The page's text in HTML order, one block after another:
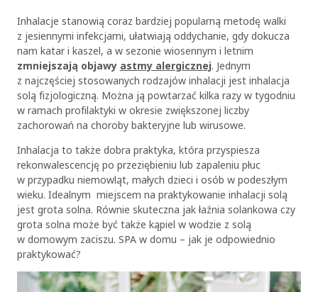
Inhalacje stanowią coraz bardziej popularną metodę walki
z jesiennymi infekcjami, ułatwiają oddychanie, gdy dokucza
nam katar i kaszel, a w sezonie wiosennym i letnim
zmniejszają objawy astmy alergicznej. Jednym
z najczęściej stosowanych rodzajów inhalacji jest inhalacja
solą fizjologiczną. Można ją powtarzać kilka razy w tygodniu
w ramach profilaktyki w okresie zwiększonej liczby
zachorowań na choroby bakteryjne lub wirusowe.
Inhalacja to także dobra praktyka, która przyspiesza
rekonwalescencję po przeziębieniu lub zapaleniu płuc
w przypadku niemowląt, małych dzieci i osób w podeszłym
wieku. Idealnym miejscem na praktykowanie inhalacji solą
jest grota solna. Równie skuteczna jak łaźnia solankowa czy
grota solna może być także kąpiel w wodzie z solą
w domowym zaciszu. SPA w domu – jak je odpowiednio
praktykować?